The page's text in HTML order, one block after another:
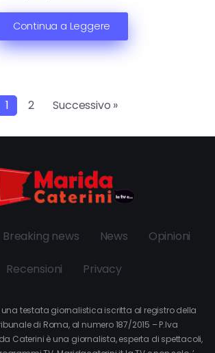
Continua a Leggere
1 2 Successivo »
Breaking news News Opinioni
Recensioni Privacy
testata giornalistica iscritta al registro della
di Roma, al numero 187/2015 – P.Iva
Caterini è una giornalista, esperta di spettacoli,